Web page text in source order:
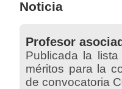
Noticia
Profesor
Publicada la
méritos para la
de convocatoria